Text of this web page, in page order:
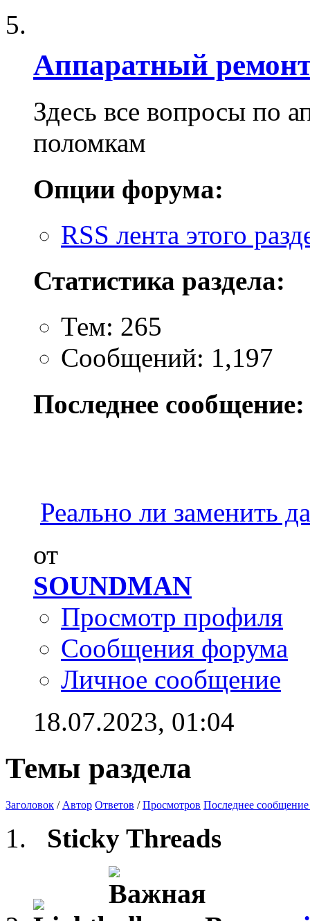
Аппаратный
Здесь все вопросы по
поломкам
Опции форума:
RSS лента этого
Статистика раздела:
Тем: 265
Сообщений: 1,197
Последнее сообщение:
Реально ли заменить
от
SOUNDMAN
Просмотр профиля
Сообщения форума
Личное сообщение
18.07.2023, 01:04
Темы раздела
Заголовок / Автор Ответов /Просмотров Последнее сообщение
Sticky Threads